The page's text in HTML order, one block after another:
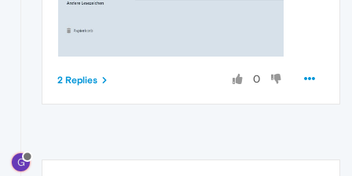
0
2 Replies
G